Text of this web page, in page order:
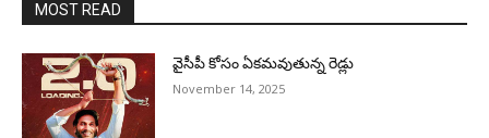
MOST READ
వైసీపీ కోసం ఏక‌మ‌వుతున్న రెడ్లు
November 14, 2025